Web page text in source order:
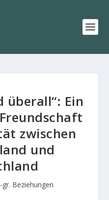
überall“: Ein
zwischen
und
gr. Beziehungen